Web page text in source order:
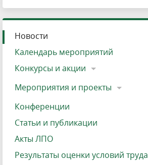
Новости
Календарь мероприятий
Конкурсы и акции
Мероприятия и проекты
Конференции
Статьи и публикации
Акты ЛПО
Результаты оценки условий труда